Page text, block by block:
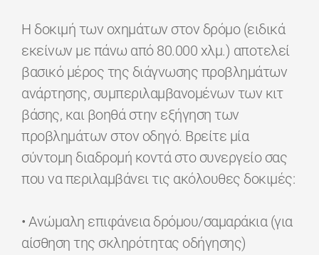
Η δοκιμή των οχημάτων στον δρόμο (ειδικά
εκείνων με πάνω από 80.000 χλμ.) αποτελεί
βασικό μέρος της διάγνωσης προβλημάτων
ανάρτησης, συμπεριλαμβανομένων των κιτ
βάσης, και βοηθά στην εξήγηση των
προβλημάτων στον οδηγό. Βρείτε μία
σύντομη διαδρομή κοντά στο συνεργείο σας
που να περιλαμβάνει τις ακόλουθες δοκιμές:
• Ανώμαλη επιφάνεια δρόμου/σαμαράκια (για
αίσθηση της σκληρότητας οδήγησης)